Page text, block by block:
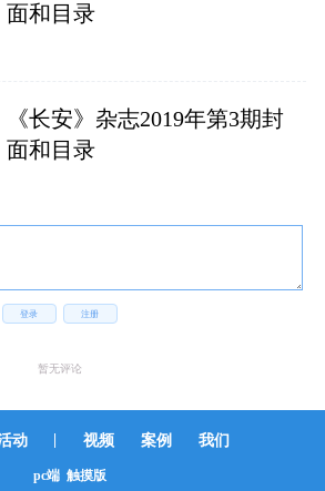
面和目录
《长安》杂志2019年第3期封
面和目录
登录 注册
暂无评论
动 | 视频 案例 我们
pc端 触摸版